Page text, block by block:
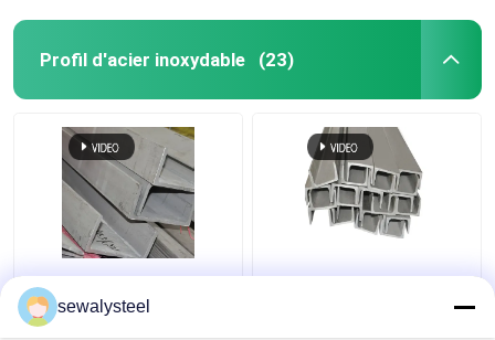
Profil d'acier inoxydable (23)
410 430 904L 409L
310s Profil en acier
inoxydable
304 304l 316 316l
sewalysteel